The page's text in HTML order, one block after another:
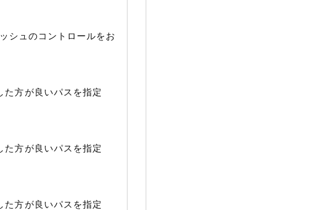
シュのコントロールをお
た方が良いパスを指定
た方が良いパスを指定
た方が良いパスを指定